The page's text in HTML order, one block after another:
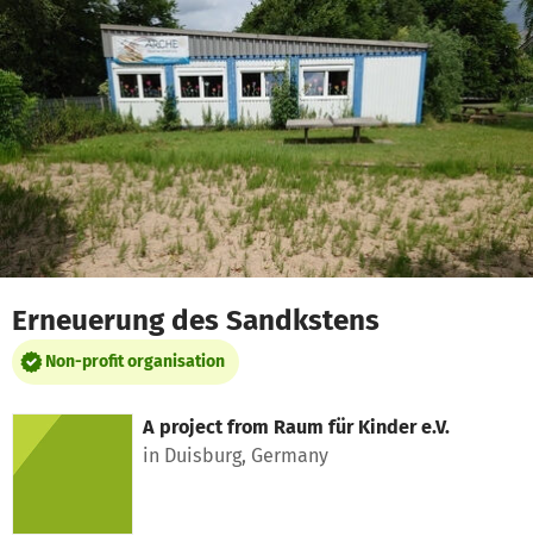
Skip to main content
Show accessibility statement
Erneuerung des Sandkstens
Non-profit organisation
A project from Raum für Kinder e.V.
in Duisburg, Germany